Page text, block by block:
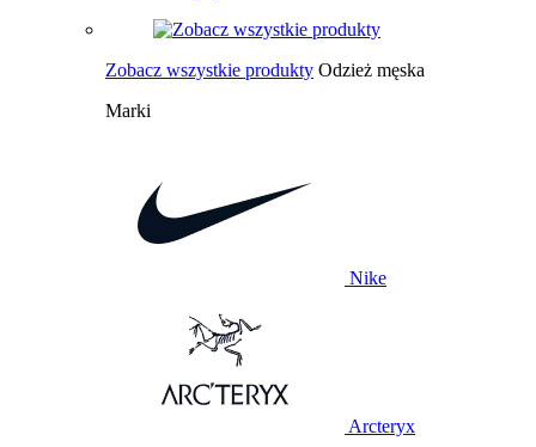
Zobacz wszystkie produkty Odzież męska
Marki
Nike
Arcteryx